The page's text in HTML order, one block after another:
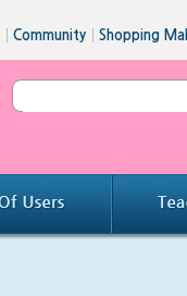
Community Shopping Mall